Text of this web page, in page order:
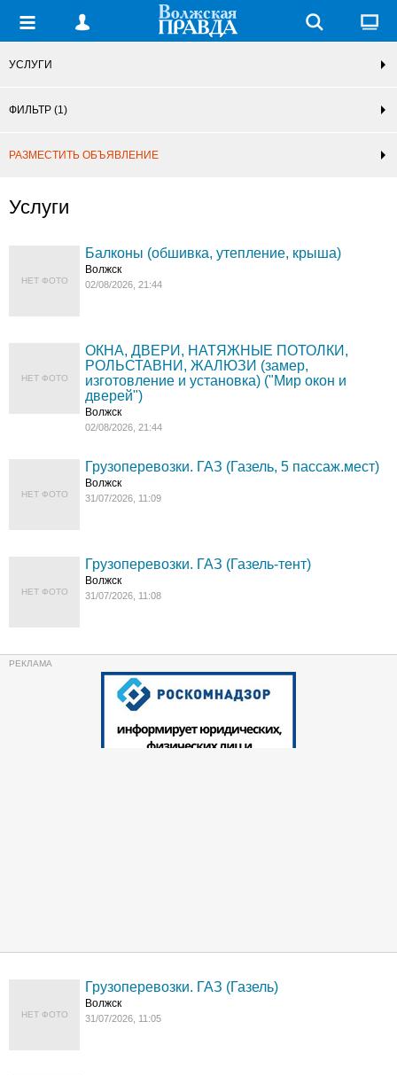
УСЛУГИ
ФИЛЬТР (1)
РАЗМЕСТИТЬ ОБЪЯВЛЕНИЕ
Услуги
НЕТ ФОТО
Балконы (обшивка, утепление, крыша)
Волжск
02/08/2026, 21:44
НЕТ ФОТО
ОКНА, ДВЕРИ, НАТЯЖНЫЕ ПОТОЛКИ,
РОЛЬСТАВНИ, ЖАЛЮЗИ (замер,
изготовление и установка) ("Мир окон и
дверей")
Волжск
02/08/2026, 21:44
НЕТ ФОТО
Грузоперевозки. ГАЗ (Газель, 5 пассаж.мест)
Волжск
31/07/2026, 11:09
НЕТ ФОТО
Грузоперевозки. ГАЗ (Газель-тент)
Волжск
31/07/2026, 11:08
НЕТ ФОТО
Грузоперевозки. ГАЗ (Газель)
Волжск
31/07/2026, 11:05